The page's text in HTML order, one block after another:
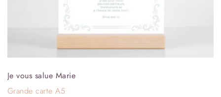
Je vous salue Marie
Grande carte A5